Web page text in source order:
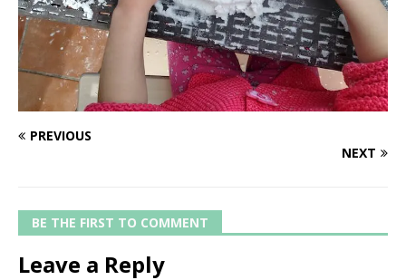
PREVIOUS
NEXT
BE THE FIRST TO COMMENT
Leave a Reply